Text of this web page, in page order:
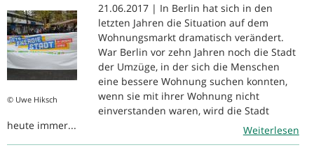
© Uwe Hiksch
21.06.2017 | In Berlin hat sich in den
letzten Jahren die Situation auf dem
Wohnungsmarkt dramatisch verändert.
War Berlin vor zehn Jahren noch die Stadt
der Umzüge, in der sich die Menschen
eine bessere Wohnung suchen konnten,
wenn sie mit ihrer Wohnung nicht
einverstanden waren, wird die Stadt
heute immer...
Weiterlesen